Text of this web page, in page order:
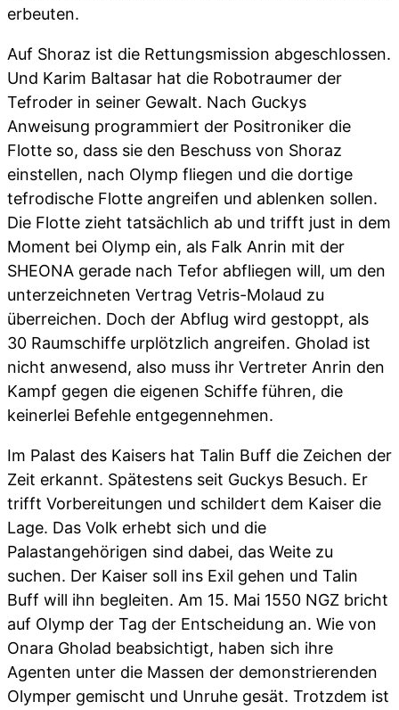
erbeuten.
Auf Shoraz ist die Rettungsmission abgeschlossen.
Und Karim Baltasar hat die Robotraumer der
Tefroder in seiner Gewalt. Nach Guckys
Anweisung programmiert der Positroniker die
Flotte so, dass sie den Beschuss von Shoraz
einstellen, nach Olymp fliegen und die dortige
tefrodische Flotte angreifen und ablenken sollen.
Die Flotte zieht tatsächlich ab und trifft just in dem
Moment bei Olymp ein, als Falk Anrin mit der
SHEONA gerade nach Tefor abfliegen will, um den
unterzeichneten Vertrag Vetris-Molaud zu
überreichen. Doch der Abflug wird gestoppt, als
30 Raumschiffe urplötzlich angreifen. Gholad ist
nicht anwesend, also muss ihr Vertreter Anrin den
Kampf gegen die eigenen Schiffe führen, die
keinerlei Befehle entgegennehmen.
Im Palast des Kaisers hat Talin Buff die Zeichen der
Zeit erkannt. Spätestens seit Guckys Besuch. Er
trifft Vorbereitungen und schildert dem Kaiser die
Lage. Das Volk erhebt sich und die
Palastangehörigen sind dabei, das Weite zu
suchen. Der Kaiser soll ins Exil gehen und Talin
Buff will ihn begleiten. Am 15. Mai 1550 NGZ bricht
auf Olymp der Tag der Entscheidung an. Wie von
Onara Gholad beabsichtigt, haben sich ihre
Agenten unter die Massen der demonstrierenden
Olymper gemischt und Unruhe gesät. Trotzdem ist